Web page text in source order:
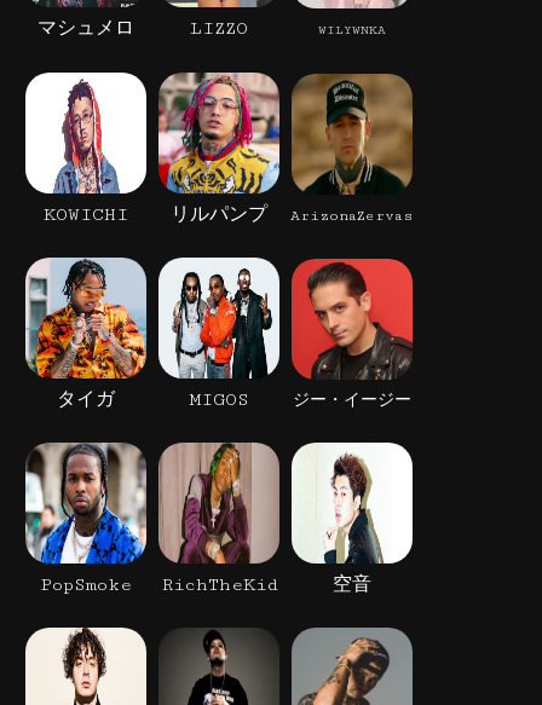
マシュメロ LIZZO WILYWNKA
KOWICHI リルパンプ ArizonaZervas
タイガ MIGOS ジー・イージー
PopSmoke RichTheKid 空音